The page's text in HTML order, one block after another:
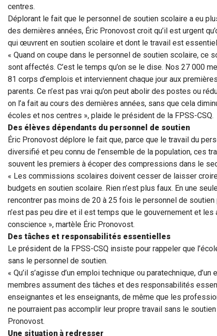
centres.
Déplorant le fait que le personnel de soutien scolaire a eu
des dernières années, Éric Pronovost croit qu’il est urgent
qui œuvrent en soutien scolaire et dont le travail est
« Quand on coupe dans le personnel de soutien scolaire, ce
sont affectés. C’est le temps qu’on se le dise. Nos 27 000
81 corps d’emplois et interviennent chaque jour aux
parents. Ce n’est pas vrai qu’on peut abolir des postes ou
on l’a fait au cours des dernières années, sans que cela
écoles et nos centres », plaide le président de la FPSS-CSQ.
Des élèves dépendants du personnel de soutien
Éric Pronovost déplore le fait que, parce que le travail du
diversifié et peu connu de l’ensemble de la population, ces
souvent les premiers à écoper des compressions dans le
« Les commissions scolaires doivent cesser de laisser
budgets en soutien scolaire. Rien n’est plus faux. En une
rencontrer pas moins de 20 à 25 fois le personnel de
n’est pas peu dire et il est temps que le gouvernement et
conscience », martèle Éric Pronovost.
Des tâches et responsabilités essentielles
Le président de la FPSS-CSQ insiste pour rappeler que
sans le personnel de soutien.
« Qu’il s’agisse d’un emploi technique ou paratechnique,
membres assument des tâches et des responsabilités
enseignantes et les enseignants, de même que les
ne pourraient pas accomplir leur propre travail sans le
Pronovost.
Une situation à redresser